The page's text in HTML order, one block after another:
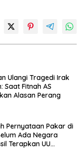
Ulangi Tragedi Irak
Saat Fitnah AS
Alasan Perang
Pernyataan Pakar di
Ada Negara
Terapkan UU